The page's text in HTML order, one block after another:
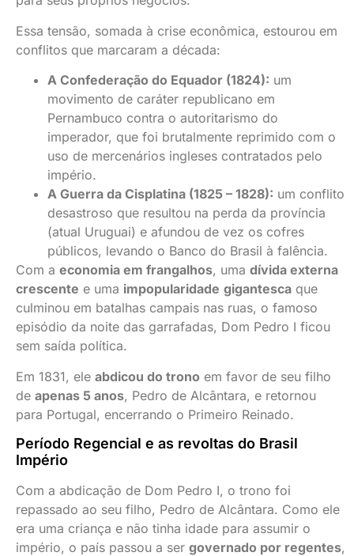
Essa tensão, somada à crise econômica, estourou em
conflitos que marcaram a década:
A Confederação do Equador (1824): um
movimento de caráter republicano em
Pernambuco contra o autoritarismo do
imperador, que foi brutalmente reprimido com o
uso de mercenários ingleses contratados pelo
império.
A Guerra da Cisplatina (1825 – 1828): um conflito
desastroso que resultou na perda da província
(atual Uruguai) e afundou de vez os cofres
públicos, levando o Banco do Brasil à falência.
Com a economia em frangalhos, uma dívida externa
crescente e uma impopularidade gigantesca que
culminou em batalhas campais nas ruas, o famoso
episódio da noite das garrafadas, Dom Pedro I ficou
sem saída política.
Em 1831, ele abdicou do trono em favor de seu filho
de apenas 5 anos, Pedro de Alcântara, e retornou
para Portugal, encerrando o Primeiro Reinado.
Período Regencial e as revoltas do Brasil
Império
Com a abdicação de Dom Pedro I, o trono foi
repassado ao seu filho, Pedro de Alcântara. Como ele
era uma criança e não tinha idade para assumir o
império, o país passou a ser governado por regentes,